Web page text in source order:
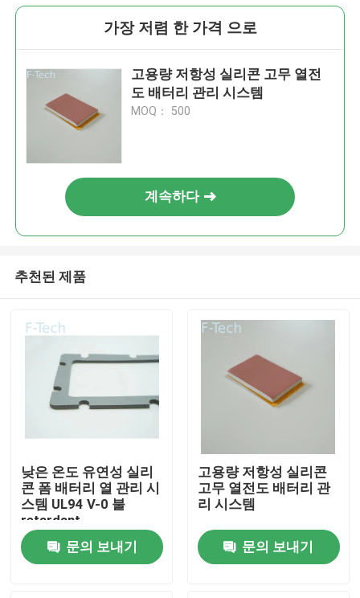
가장 저렴 한 가격 으로
고용량 저항성 실리콘 고무 열전
도 배터리 관리 시스템
MOQ： 500
계속하다
추천된 제품
낮은 온도 유연성 실리
콘 폼 배터리 열 관리 시
스템 UL94 V-0 불
retardant
문의 보내기
고용량 저항성 실리콘
고무 열전도 배터리 관
리 시스템
문의 보내기